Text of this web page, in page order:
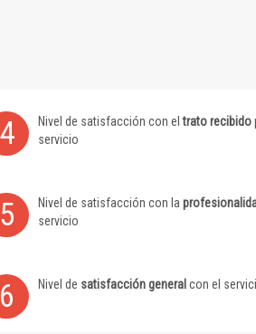
4 Nivel de satisfacción con eltrato recibido
servicio
5 Nivel de satisfacción con la
servicio
6 Nivel de satisfacción general con el